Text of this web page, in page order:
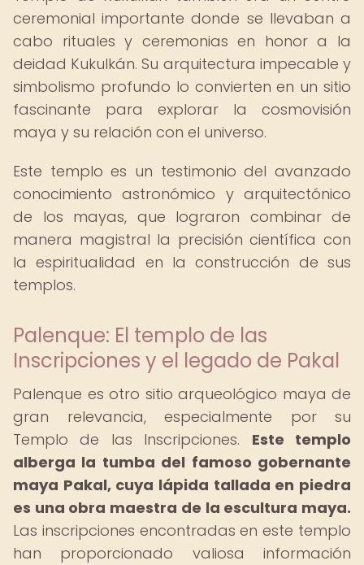
ceremonial importante donde se llevaban a
cabo rituales y ceremonias en honor a la
deidad Kukulkán. Su arquitectura impecable y
simbolismo profundo lo convierten en un sitio
fascinante para explorar la cosmovisión
maya y su relación con el universo.
Este templo es un testimonio del avanzado
conocimiento astronómico y arquitectónico
de los mayas, que lograron combinar de
manera magistral la precisión científica con
la espiritualidad en la construcción de sus
templos.
Palenque: El templo de las
Inscripciones y el legado de Pakal
Palenque es otro sitio arqueológico maya de
gran relevancia, especialmente por su
Templo de las Inscripciones. Este templo
alberga la tumba del famoso gobernante
maya Pakal, cuya lápida tallada en piedra
es una obra maestra de la escultura maya.
Las inscripciones encontradas en este templo
han proporcionado valiosa información